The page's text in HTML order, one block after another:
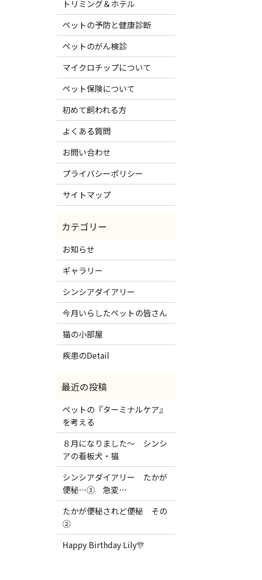
トリミング＆ホテル
ペットの予防と健康診断
ペットのがん検診
マイクロチップについて
ペット保険について
初めて飼われる方
よくある質問
お問い合わせ
プライバシーポリシー
サイトマップ
お知らせ
ギャラリー
シンシアダイアリー
今月いらしたペットの皆さん
猫の小部屋
疾患のDetail
ペットの『ターミナルケア』
を考える
８月になりました～ シンシ
アの看板犬・猫
シンシアダイアリー たかが
便秘…③ 急変…
たかが便秘されど便秘 その
②
Happy Birthday Lily🎊